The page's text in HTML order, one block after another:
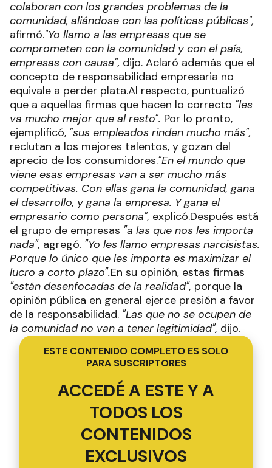
colaboran con los grandes problemas de la
comunidad, aliándose con las políticas públicas",
afirmó."Yo llamo a las empresas que se
comprometen con la comunidad y con el país,
empresas con causa", dijo. Aclaró además que el
concepto de responsabilidad empresaria no
equivale a perder plata.Al respecto, puntualizó
que a aquellas firmas que hacen lo correcto "les
va mucho mejor que al resto". Por lo pronto,
ejemplificó, "sus empleados rinden mucho más",
reclutan a los mejores talentos, y gozan del
aprecio de los consumidores."En el mundo que
viene esas empresas van a ser mucho más
competitivas. Con ellas gana la comunidad, gana
el desarrollo, y gana la empresa. Y gana el
empresario como persona", explicó.Después está
el grupo de empresas "a las que nos les importa
nada", agregó. "Yo les llamo empresas narcisistas.
Porque lo único que les importa es maximizar el
lucro a corto plazo".En su opinión, estas firmas
"están desenfocadas de la realidad", porque la
opinión pública en general ejerce presión a favor
de la responsabilidad. "Las que no se ocupen de
la comunidad no van a tener legitimidad", dijo.
ESTE CONTENIDO COMPLETO ES SOLO
PARA SUSCRIPTORES
ACCEDÉ A ESTE Y A
TODOS LOS
CONTENIDOS
EXCLUSIVOS